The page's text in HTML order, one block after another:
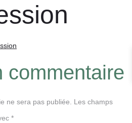
commentaire
ne sera pas publiée. Les champs
*